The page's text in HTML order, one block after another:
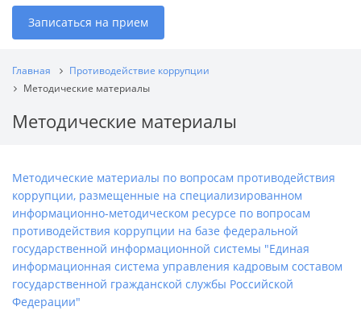
Записаться на прием
Главная
Противодействие коррупции
Методические материалы
Методические материалы
Методические материалы по вопросам противодействия
коррупции, размещенные на специализированном
информационно-методическом ресурсе по вопросам
противодействия коррупции на базе федеральной
государственной информационной системы "Единая
информационная система управления кадровым составом
государственной гражданской службы Российской
Федерации"